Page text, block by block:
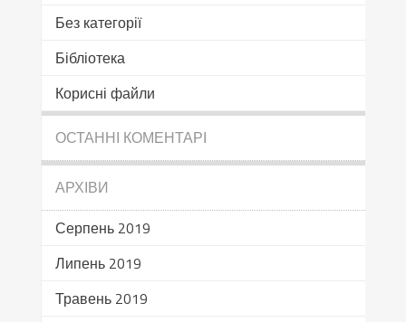
Без категорії
Бібліотека
Корисні файли
ОСТАННІ КОМЕНТАРІ
АРХІВИ
Серпень 2019
Липень 2019
Травень 2019